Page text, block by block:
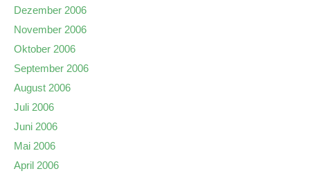
Dezember 2006
November 2006
Oktober 2006
September 2006
August 2006
Juli 2006
Juni 2006
Mai 2006
April 2006